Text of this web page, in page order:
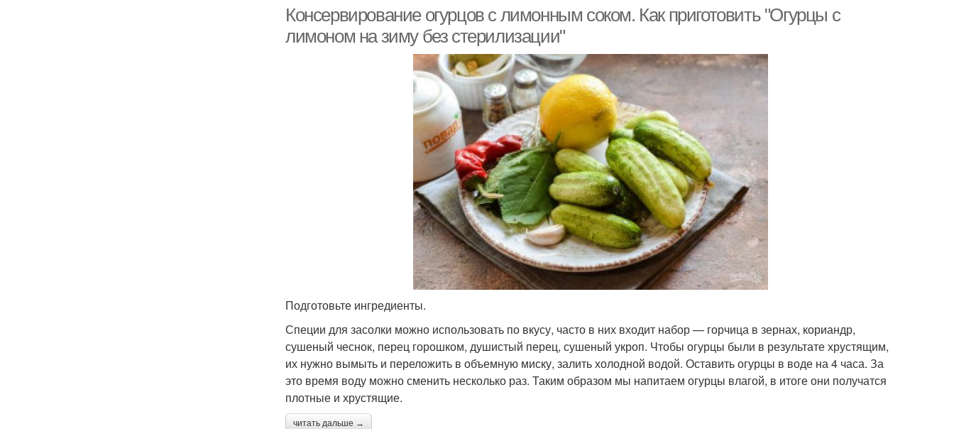
Консервирование огурцов с лимонным соком. Как приготовить "Огурцы с
лимоном на зиму без стерилизации"
Подготовьте ингредиенты.
Специи для засолки можно использовать по вкусу, часто в них входит набор — горчица в зернах, кориандр,
сушеный чеснок, перец горошком, душистый перец, сушеный укроп. Чтобы огурцы были в результате хрустящим,
их нужно вымыть и переложить в объемную миску, залить холодной водой. Оставить огурцы в воде на 4 часа. За
это время воду можно сменить несколько раз. Таким образом мы напитаем огурцы влагой, в итоге они получатся
плотные и хрустящие.
читать дальше →